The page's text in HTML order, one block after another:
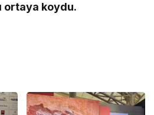
ortaya koydu.